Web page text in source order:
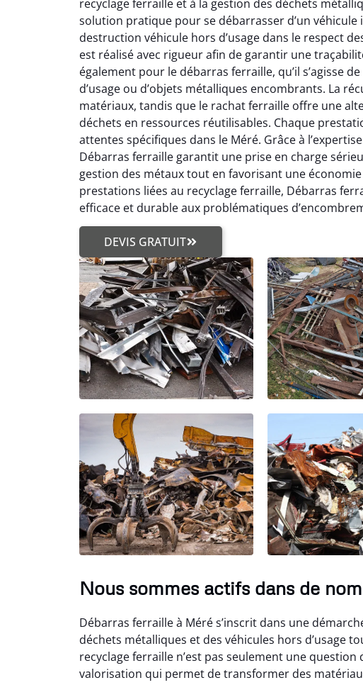
recyclage ferraille et à la gestion des déchets
solution pratique pour se débarrasser d’un
destruction véhicule hors d’usage dans le respect
est réalisé avec rigueur afin de garantir une
également pour le débarras ferraille, qu’il s’agisse
d’usage ou d’objets métalliques encombrants. La
matériaux, tandis que le rachat ferraille offre une
déchets en ressources réutilisables. Chaque
attentes spécifiques dans le Méré. Grâce à
Débarras ferraille garantit une prise en charge
gestion des métaux tout en favorisant une
prestations liées au recyclage ferraille, Débarras
efficace et durable aux problématiques
DEVIS GRATUIT
Nous sommes actifs dans de
Débarras ferraille à Méré s’inscrit dans une
déchets métalliques et des véhicules hors d’usage
recyclage ferraille n’est pas seulement une
valorisation qui permet de transformer des